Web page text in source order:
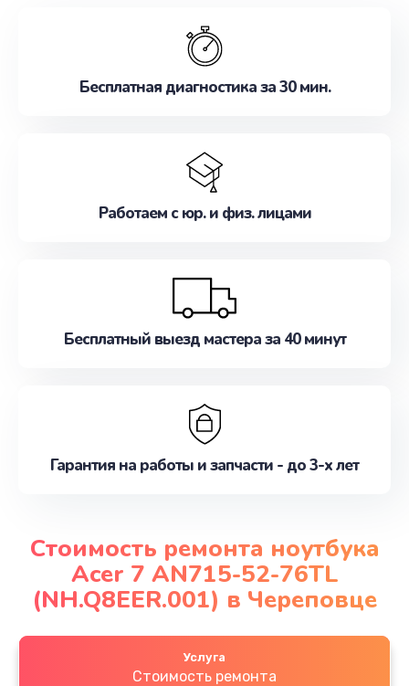
наилучшим образом. Не медлите записаться на
Бесплатная диагностика за 30 мин.
Работаем с юр. и физ. лицами
Бесплатный выезд мастера за 40 минут
Гарантия на работы и запчасти - до 3-х лет
Стоимость ремонта ноутбука
Acer 7 AN715-52-76TL
(NH.Q8EER.001) в Череповце
Услуга
Стоимость ремонта